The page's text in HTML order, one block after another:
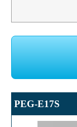
PEG-E17S